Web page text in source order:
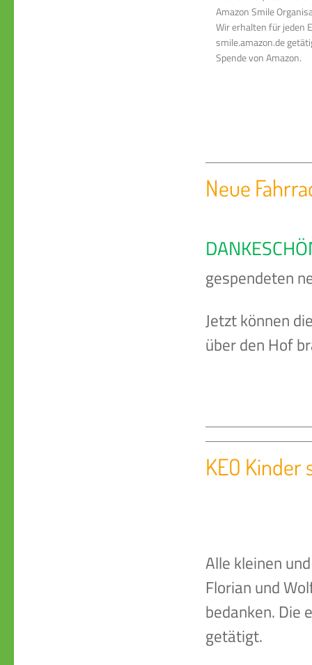
Amazon Smile
Wir erhalten für jeden
smile.amazon.de
Spende von Amazon.
Neue
gespendeten
Jetzt können
über den Hof
KEO
Alle kleinen
Florian und
bedanken. Die
getätigt.